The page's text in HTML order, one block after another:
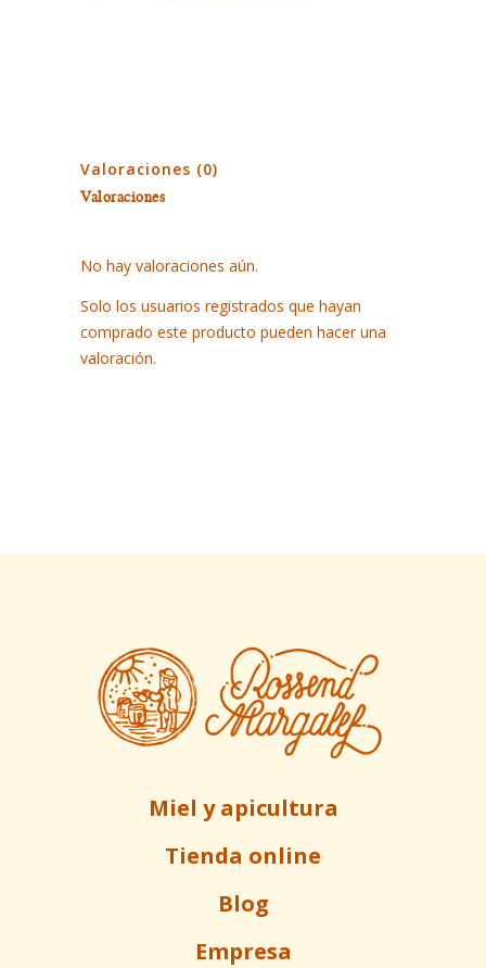
Valoraciones (0)
Valoraciones
No hay valoraciones aún.
Solo los usuarios registrados que hayan
comprado este producto pueden hacer una
valoración.
Miel y apicultura
Tienda online
Blog
Empresa